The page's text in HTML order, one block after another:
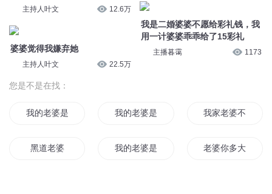
主持人叶文 12.6万
婆婆觉得我嫌弃她
主持人叶文 22.5万
我是二婚婆婆不愿给彩礼钱，我
用一计婆婆乖乖给了15彩礼
主播暮霭 1173
您是不是在找：
我的老婆是女武神 我的老婆是剑神 我家老婆不是人
黑道老婆 我的老婆是神龙 老婆你多大了